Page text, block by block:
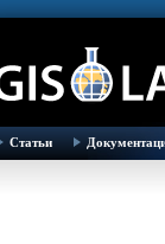
Статьи